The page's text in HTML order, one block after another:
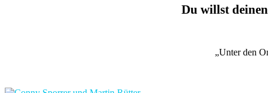
Du willst
„Unter den